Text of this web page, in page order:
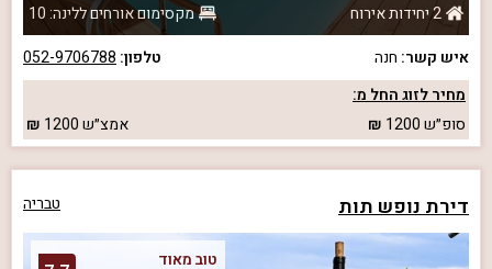
2 יחידות אירוח
מקסימום אורחים ללינה: 10
איש קשר: חנה טלפון: 052-9706788
מחיר לזוג החל מ:
סופ״ש1200 אמצ״ש1200
דירת נופש תות טבריה
טוב מאוד